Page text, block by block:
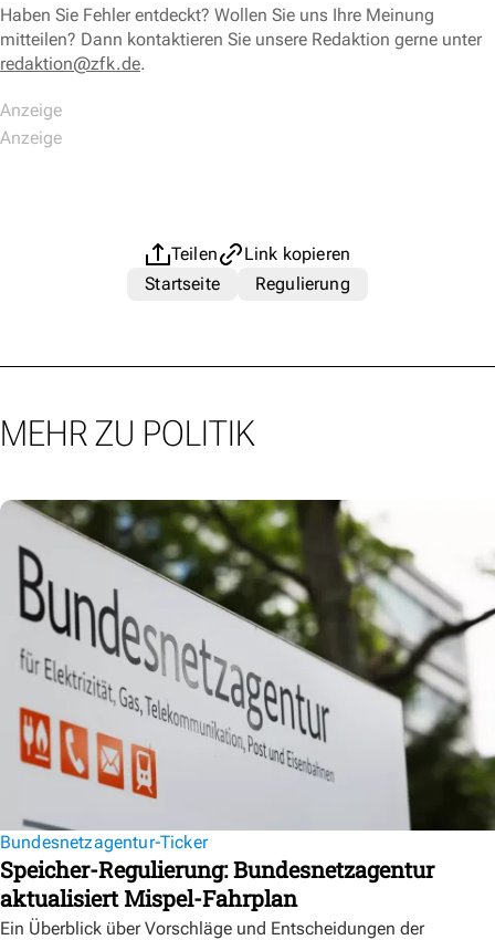
Haben Sie Fehler entdeckt? Wollen Sie uns Ihre Meinung
mitteilen? Dann kontaktieren Sie unsere Redaktion gerne unter
redaktion@zfk.de.
Teilen
Link kopieren
Startseite
Regulierung
MEHR ZU POLITIK
Bundesnetzagentur-Ticker
Speicher-Regulierung: Bundesnetzagentur
aktualisiert Mispel-Fahrplan
Ein Überblick über Vorschläge und Entscheidungen der